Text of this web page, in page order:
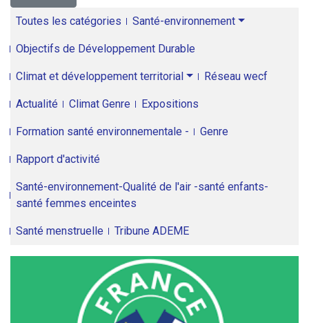
Toutes les catégories Santé-environnement
Objectifs de Développement Durable
Climat et développement territorial Réseau wecf
Actualité Climat Genre Expositions
Formation santé environnementale - Genre
Rapport d'activité
Santé-environnement-Qualité de l'air -santé enfants-
santé femmes enceintes
Santé menstruelle Tribune ADEME